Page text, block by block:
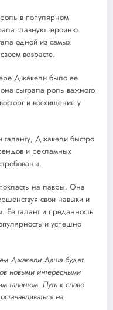
в популярном
главную героиню.
одной из самых
возрасте.
Джакели было ее
сыграла роль важного
и восхищение у
таланту, Джакели быстро
и рекламных
на лавры. Она
свои навыки и
Ее талант и преданность
и успешно
Джакели Даша будет
новыми интересными
талантом. Путь к славе
на